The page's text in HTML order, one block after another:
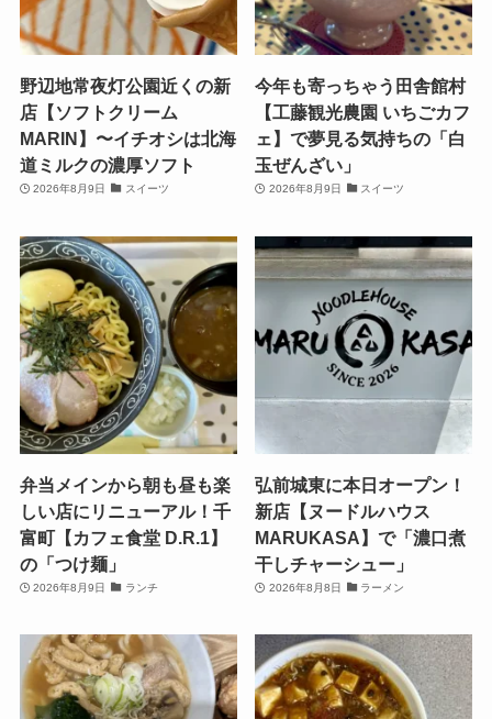
野辺地常夜灯公園近くの新
店【ソフトクリーム
MARIN】〜イチオシは北海
道ミルクの濃厚ソフト
2026年8月9日 スイーツ
今年も寄っちゃう田舎館村
【工藤観光農園 いちごカフ
ェ】で夢見る気持ちの「白
玉ぜんざい」
2026年8月9日 スイーツ
弁当メインから朝も昼も楽
しい店にリニューアル！千
富町【カフェ食堂 D.R.1】
の「つけ麺」
2026年8月9日 ランチ
弘前城東に本日オープン！
新店【ヌードルハウス
MARUKASA】で「濃口煮
干しチャーシュー」
2026年8月8日 ラーメン